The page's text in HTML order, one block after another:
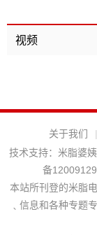
视频
关于我们 |
技术支持： 米脂婆
备
本站所刊登的米脂
﹑信息和各种专题